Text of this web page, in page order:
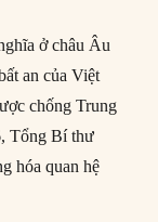
ở châu Âu
an của Việt
chống Trung
Tổng Bí thư
hóa quan hệ